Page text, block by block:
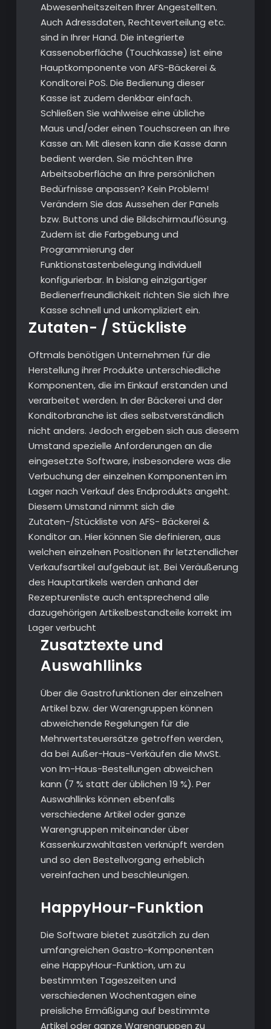
Abwesenheitszeiten Ihrer Angestellten.
Auch Adressdaten, Rechteverteilung etc.
sind in Ihrer Hand. Die integrierte
Kassenoberfläche (Touchkasse) ist eine
Hauptkomponente von AFS-Bäckerei &
Konditorei PoS. Die Bedienung dieser
Kasse ist zudem denkbar einfach.
Schließen Sie wahlweise eine übliche
Maus und/oder einen Touchscreen an Ihre
Kasse an. Mit diesen kann die Kasse dann
bedient werden. Sie möchten Ihre
Arbeitsoberfläche an Ihre persönlichen
Bedürfnisse anpassen? Kein Problem!
Verändern Sie das Aussehen der Panels
bzw. Buttons und die Bildschirmauflösung.
Zudem ist die Farbgebung und
Programmierung der
Funktionstastenbelegung individuell
konfigurierbar. In bislang einzigartiger
Bedienerfreundlichkeit richten Sie sich Ihre
Kasse schnell und unkompliziert ein.
Zutaten- / Stückliste
Oftmals benötigen Unternehmen für die
Herstellung ihrer Produkte unterschiedliche
Komponenten, die im Einkauf erstanden und
verarbeitet werden. In der Bäckerei und der
Konditorbranche ist dies selbstverständlich
nicht anders. Jedoch ergeben sich aus diesem
Umstand spezielle Anforderungen an die
eingesetzte Software, insbesondere was die
Verbuchung der einzelnen Komponenten im
Lager nach Verkauf des Endprodukts angeht.
Diesem Umstand nimmt sich die
Zutaten-/Stückliste von AFS- Bäckerei &
Konditor an. Hier können Sie definieren, aus
welchen einzelnen Positionen Ihr letztendlicher
Verkaufsartikel aufgebaut ist. Bei Veräußerung
des Hauptartikels werden anhand der
Rezepturenliste auch entsprechend alle
dazugehörigen Artikelbestandteile korrekt im
Lager verbucht
Zusatztexte und
Auswahllinks
Über die Gastrofunktionen der einzelnen
Artikel bzw. der Warengruppen können
abweichende Regelungen für die
Mehrwertsteuersätze getroffen werden,
da bei Außer-Haus-Verkäufen die MwSt.
von Im-Haus-Bestellungen abweichen
kann (7 % statt der üblichen 19 %). Per
Auswahllinks können ebenfalls
verschiedene Artikel oder ganze
Warengruppen miteinander über
Kassenkurzwahltasten verknüpft werden
und so den Bestellvorgang erheblich
vereinfachen und beschleunigen.
HappyHour-Funktion
Die Software bietet zusätzlich zu den
umfangreichen Gastro-Komponenten
eine HappyHour-Funktion, um zu
bestimmten Tageszeiten und
verschiedenen Wochentagen eine
preisliche Ermäßigung auf bestimmte
Artikel oder ganze Warengruppen zu